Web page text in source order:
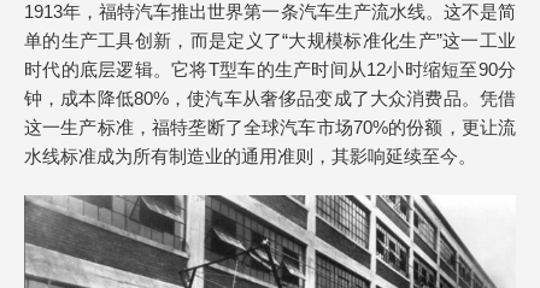
1913年，福特汽车推出世界第一条汽车生产流水线。这不是简
单的生产工具创新，而是定义了“大规模标准化生产”这一工业
时代的底层逻辑。它将T型车的生产时间从12小时缩短至90分
钟，成本降低80%，使汽车从奢侈品变成了大众消费品。凭借
这一生产标准，福特垄断了全球汽车市场70%的份额，更让流
水线标准成为所有制造业的通用准则，其影响延续至今。